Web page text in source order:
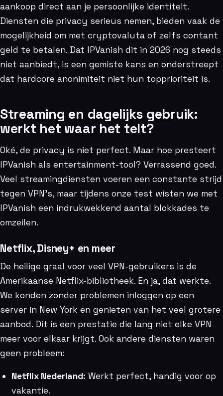
aankoop direct aan je persoonlijke identiteit.
Diensten die privacy serieus nemen, bieden vaak de
mogelijkheid om met cryptovaluta of zelfs contant
geld te betalen. Dat IPVanish dit in 2026 nog steeds
niet aanbiedt, is een gemiste kans en onderstreept
dat hardcore anonimiteit niet hun topprioriteit is.
Streaming en dagelijks gebruik:
werkt het waar het telt?
Oké, de privacy is niet perfect. Maar hoe presteert
IPVanish als entertainment-tool? Verrassend goed.
Veel streamingdiensten voeren een constante strijd
tegen VPN’s, maar tijdens onze test wisten we met
IPVanish een indrukwekkend aantal blokkades te
omzeilen.
Netflix, Disney+ en meer
De heilige graal voor veel VPN-gebruikers is de
Amerikaanse Netflix-bibliotheek. En ja, dat werkte.
We konden zonder problemen inloggen op een
server in New York en genieten van het veel grotere
aanbod. Dit is een prestatie die lang niet elke VPN
meer voor elkaar krijgt. Ook andere diensten waren
geen probleem:
Netflix Nederland: Werkt perfect, handig voor op
vakantie.